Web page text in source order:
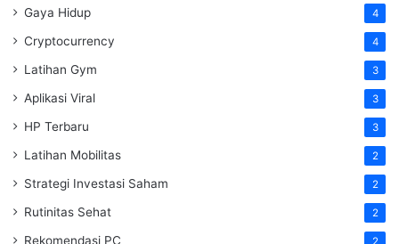
Gaya Hidup 4
Cryptocurrency 4
Latihan Gym 3
Aplikasi Viral 3
HP Terbaru 3
Latihan Mobilitas 2
Strategi Investasi Saham 2
Rutinitas Sehat 2
Rekomendasi PC 2